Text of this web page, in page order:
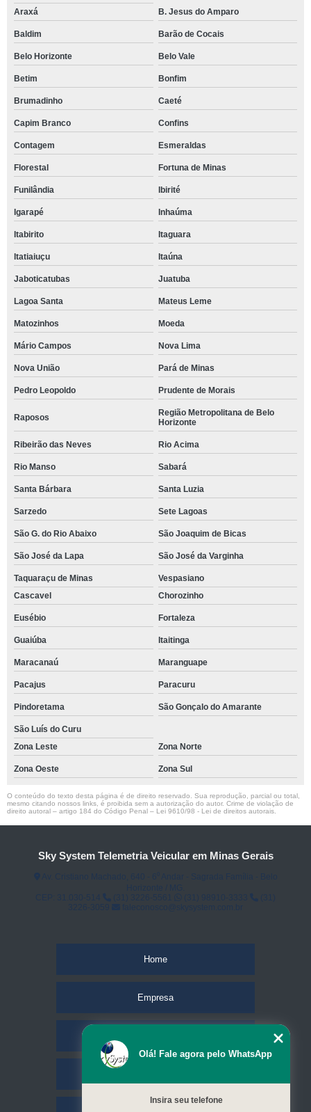
Araxá
B. Jesus do Amparo
Baldim Barão de Cocais
Belo Horizonte Belo Vale
Betim Bonfim
Brumadinho Caeté
Capim Branco Confins
Contagem Esmeraldas
Florestal Fortuna de Minas
Funilândia Ibirité
Igarapé Inhaúma
Itabirito Itaguara
Itatiaiuçu Itaúna
Jaboticatubas Juatuba
Lagoa Santa Mateus Leme
Matozinhos Moeda
Mário Campos Nova Lima
Nova União Pará de Minas
Pedro Leopoldo Prudente de Morais
Raposos
Região Metropolitana de Belo
Horizonte
Ribeirão das Neves Rio Acima
Rio Manso Sabará
Santa Bárbara Santa Luzia
Sarzedo Sete Lagoas
São G. do Rio Abaixo São Joaquim de Bicas
São José da Lapa São José da Varginha
Taquaraçu de Minas
Vespasiano
Cascavel
Chorozinho
Eusébio Fortaleza
Guaiúba Itaitinga
Maracanaú Maranguape
Pacajus Paracuru
Pindoretama São Gonçalo do Amarante
São Luís do Curu
Zona Leste
Zona Norte
Zona Oeste Zona Sul
O conteúdo do texto desta página é de direito reservado. Sua reprodução, parcial ou total,
mesmo citando nossos links, é proibida sem a autorização do autor. Crime de violação de
direito autoral – artigo 184 do Código Penal – Lei 9610/98 - Lei de direitos autorais
Sky System Telemetria Veicular em Minas Gerais
Home
Empresa
Olá! Fale agora pelo WhatsApp
Insira seu telefone